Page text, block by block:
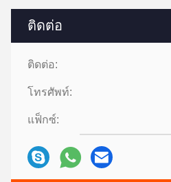
ติดต่อ
ติดต่อ:
โทรศัพท์:
แฟ็กซ์: